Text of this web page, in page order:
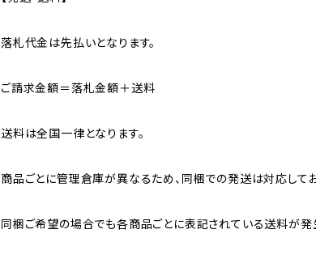
落札代金は先払いとなります。
ご請求金額＝落札金額＋送料
送料は全国一律となります。
商品ごとに管理倉庫が異なるため、同梱での発送は対応してお
同梱ご希望の場合でも各商品ごとに表記されている送料が発